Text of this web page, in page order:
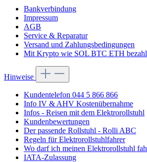
Bankverbindung
Impressum
AGB
Service & Reparatur
Versand und Zahlungsbedingungen
Mit Krypto wie SOL BTC ETH
Hinweise
Kundentelefon 044 5 866 866
Info IV & AHV Kostenübernahme
Infos - Reisen mit dem Elektrorollstuhl
Kundenbewertungen
Der passende Rollstuhl - Rolli ABC
Regeln für Elektrorollstuhlfahrer
Wo darf ich meinen Elektrorollstuhl
IATA-Zulassung